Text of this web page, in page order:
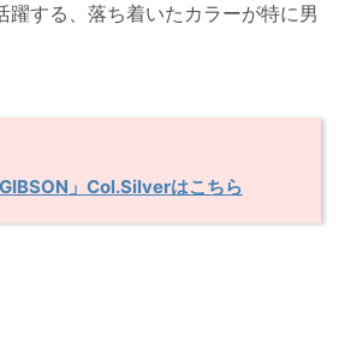
躍する、落ち着いたカラーが特に男
」Col.Silverはこちら